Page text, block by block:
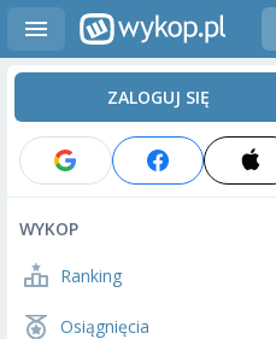
ZALOGUJ SIĘ
WYKOP
Ranking
Osiągnięcia